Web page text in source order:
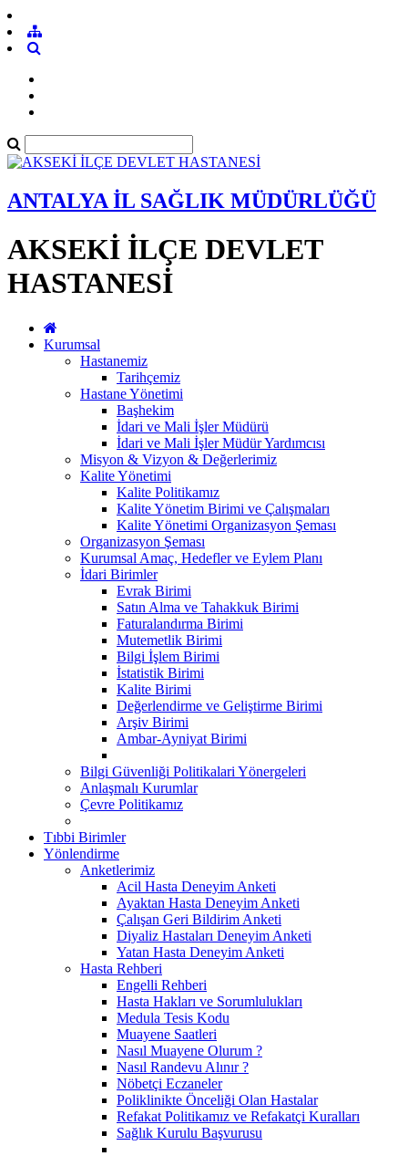
ANTALYA İL SAĞLIK MÜDÜRLÜĞÜ
AKSEKİ İLÇE DEVLET
HASTANESİ
Kurumsal
Hastanemiz
Tarihçemiz
Hastane Yönetimi
Başhekim
İdari ve Mali İşler Müdürü
İdari ve Mali İşler Müdür Yardımcısı
Misyon & Vizyon & Değerlerimiz
Kalite Yönetimi
Kalite Politikamız
Kalite Yönetim Birimi ve Çalışmaları
Kalite Yönetimi Organizasyon Şeması
Organizasyon Şeması
Kurumsal Amaç, Hedefler ve Eylem Planı
İdari Birimler
Evrak Birimi
Satın Alma ve Tahakkuk Birimi
Faturalandırma Birimi
Mutemetlik Birimi
Bilgi İşlem Birimi
İstatistik Birimi
Kalite Birimi
Değerlendirme ve Geliştirme Birimi
Arşiv Birimi
Ambar-Ayniyat Birimi
Bilgi Güvenliği Politikalari Yönergeleri
Anlaşmalı Kurumlar
Çevre Politikamız
Tıbbi Birimler
Yönlendirme
Anketlerimiz
Acil Hasta Deneyim Anketi
Ayaktan Hasta Deneyim Anketi
Çalışan Geri Bildirim Anketi
Diyaliz Hastaları Deneyim Anketi
Yatan Hasta Deneyim Anketi
Hasta Rehberi
Engelli Rehberi
Hasta Hakları ve Sorumlulukları
Medula Tesis Kodu
Muayene Saatleri
Nasıl Muayene Olurum ?
Nasıl Randevu Alınır ?
Nöbetçi Eczaneler
Poliklinikte Önceliği Olan Hastalar
Refakat Politikamız ve Refakatçi Kuralları
Sağlık Kurulu Başvurusu